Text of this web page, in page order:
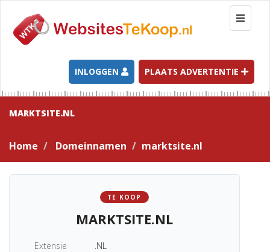
T
o
g
l
e
n
a
t
INLOGGEN PLAATS ADVERTENTIE
MARKTSITE.NL
Home Domeinnamen marktsite.nl
TE KOOP
MARKTSITE.NL
Extensie
.NL